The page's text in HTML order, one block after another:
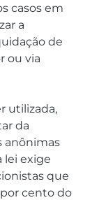
casos em
a
de
ou via
utilizada,
da
anônimas
lei exige
que
cento do